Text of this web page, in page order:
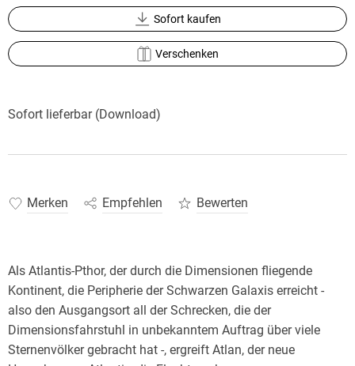
Sofort kaufen
Verschenken
Sofort lieferbar (Download)
Merken Empfehlen Bewerten
Als Atlantis-Pthor, der durch die Dimensionen fliegende
Kontinent, die Peripherie der Schwarzen Galaxis erreicht -
also den Ausgangsort all der Schrecken, die der
Dimensionsfahrstuhl in unbekanntem Auftrag über viele
Sternenvölker gebracht hat -, ergreift Atlan, der neue